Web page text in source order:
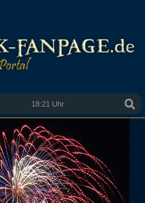
18:21 Uhr